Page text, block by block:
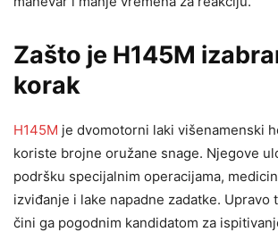
Zašto je H145M
korak
H145M je dvomotorni laki višenamenski
koriste brojne oružane snage. Njegove
podršku specijalnim operacijama,
izviđanje i lake napadne zadatke. Upravo
čini ga pogodnim kandidatom za